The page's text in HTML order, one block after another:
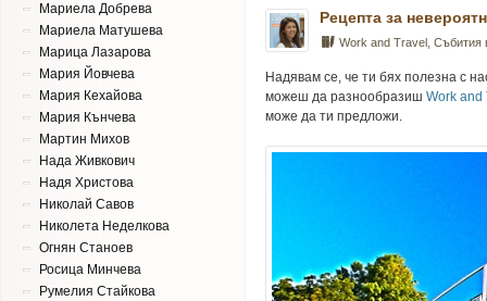
Мариела Добрева
Мариела Матушева
Марица Лазарова
Мария Йовчева
Мария Кехайова
Мария Кънчева
Мартин Михов
Нада Живкович
Надя Христова
Николай Савов
Николета Неделкова
Огнян Станоев
Росица Минчева
Румелия Стайкова
Рецепта за
Work and Travel
Надявам се, че ти бях полезна с
можеш да разнообразиш Work and
може да ти предложи.